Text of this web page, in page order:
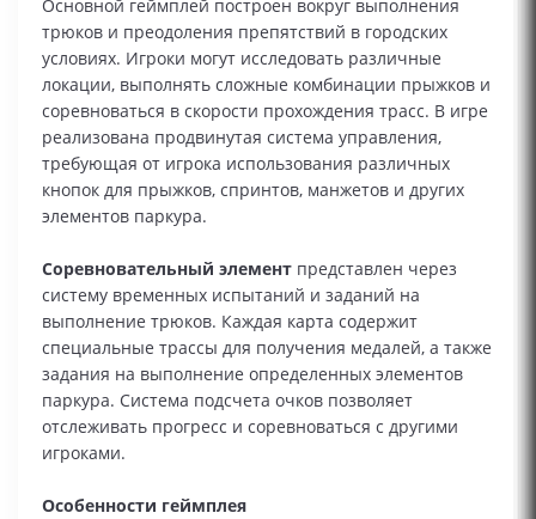
Основной геймплей построен вокруг выполнения
трюков и преодоления препятствий в городских
условиях. Игроки могут исследовать различные
локации, выполнять сложные комбинации прыжков и
соревноваться в скорости прохождения трасс. В игре
реализована продвинутая система управления,
требующая от игрока использования различных
кнопок для прыжков, спринтов, манжетов и других
элементов паркура.
Соревновательный элемент представлен через
систему временных испытаний и заданий на
выполнение трюков. Каждая карта содержит
специальные трассы для получения медалей, а также
задания на выполнение определенных элементов
паркура. Система подсчета очков позволяет
отслеживать прогресс и соревноваться с другими
игроками.
Особенности геймплея